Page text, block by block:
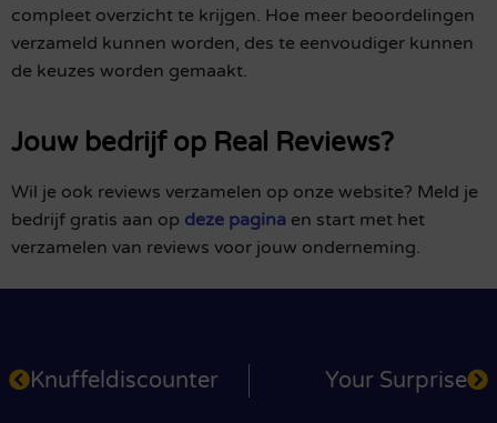
compleet overzicht te krijgen. Hoe meer beoordelingen
verzameld kunnen worden, des te eenvoudiger kunnen
de keuzes worden gemaakt.
Jouw bedrijf op Real Reviews?
Wil je ook reviews verzamelen op onze website? Meld je
bedrijf gratis aan op deze pagina en start met het
verzamelen van reviews voor jouw onderneming.
Knuffeldiscounter Your Surprise